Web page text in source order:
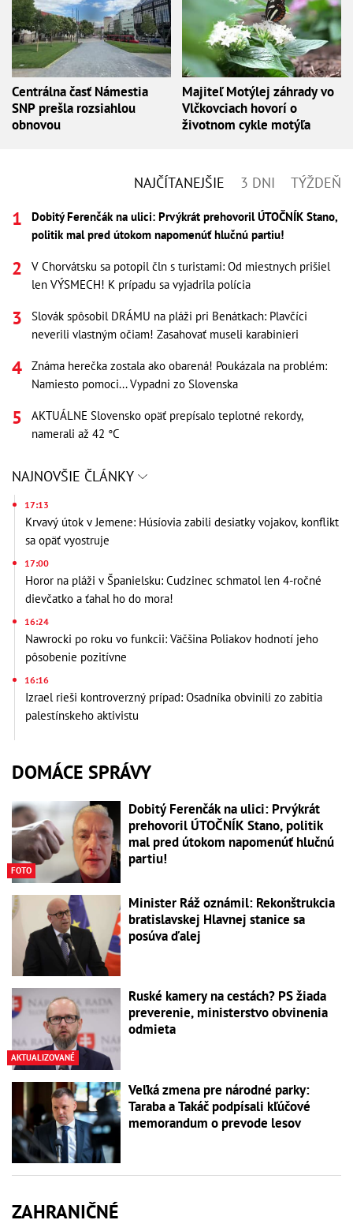
Centrálna časť Námestia
SNP prešla rozsiahlou
obnovou
Majiteľ Motýlej záhrady vo
Vlčkovciach hovorí o
životnom cykle motýľa
NAJČÍTANEJŠIE 3 DNI TÝŽDEŇ
Dobitý Ferenčák na ulici: Prvýkrát prehovoril ÚTOČNÍK Stano,
politik mal pred útokom napomenúť hlučnú partiu!
V Chorvátsku sa potopil čln s turistami: Od miestnych prišiel
len VÝSMECH! K prípadu sa vyjadrila polícia
Slovák spôsobil DRÁMU na pláži pri Benátkach: Plavčíci
neverili vlastným očiam! Zasahovať museli karabinieri
Známa herečka zostala ako obarená! Poukázala na problém:
Namiesto pomoci... Vypadni zo Slovenska
AKTUÁLNE Slovensko opäť prepísalo teplotné rekordy,
namerali až 42 °C
NAJNOVŠIE ČLÁNKY
17:13
Krvavý útok v Jemene: Húsíovia zabili desiatky vojakov, konflikt
sa opäť vyostruje
17:00
Horor na pláži v Španielsku: Cudzinec schmatol len 4-ročné
dievčatko a ťahal ho do mora!
16:24
Nawrocki po roku vo funkcii: Väčšina Poliakov hodnotí jeho
pôsobenie pozitívne
16:16
Izrael rieši kontroverzný prípad: Osadníka obvinili zo zabitia
palestínskeho aktivistu
DOMÁCE SPRÁVY
FOTO
Dobitý Ferenčák na ulici: Prvýkrát
prehovoril ÚTOČNÍK Stano, politik
mal pred útokom napomenúť hlučnú
partiu!
Minister Ráž oznámil: Rekonštrukcia
bratislavskej Hlavnej stanice sa
posúva ďalej
AKTUALIZOVANÉ
Ruské kamery na cestách? PS žiada
preverenie, ministerstvo obvinenia
odmieta
Veľká zmena pre národné parky:
Taraba a Takáč podpísali kľúčové
memorandum o prevode lesov
ZAHRANIČNÉ